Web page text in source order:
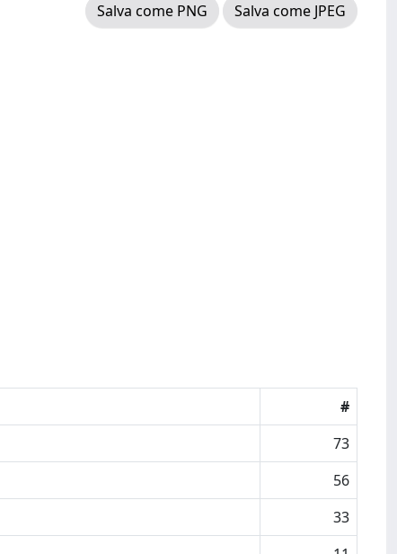
Salva come PNG
Salva come JPEG
#
73
56
33